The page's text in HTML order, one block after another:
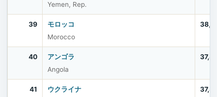
Yemen, Rep.
39
モロッコ
Morocco
40
アンゴラ
Angola
41
ウクライナ